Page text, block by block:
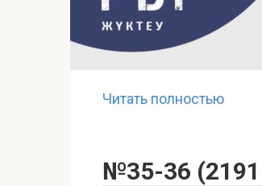
Читать полностью
№35-36